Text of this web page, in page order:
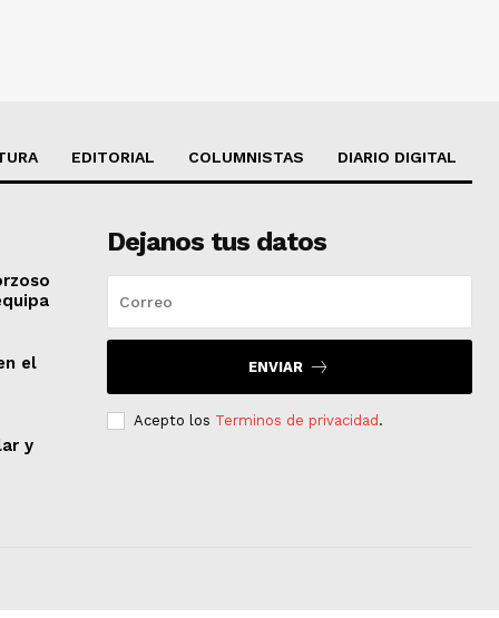
EDITORIAL COLUMNISTAS DIARIO DIGITAL
el
y
Dejanos tus datos
ENVIAR
Acepto los Terminos de privacidad .